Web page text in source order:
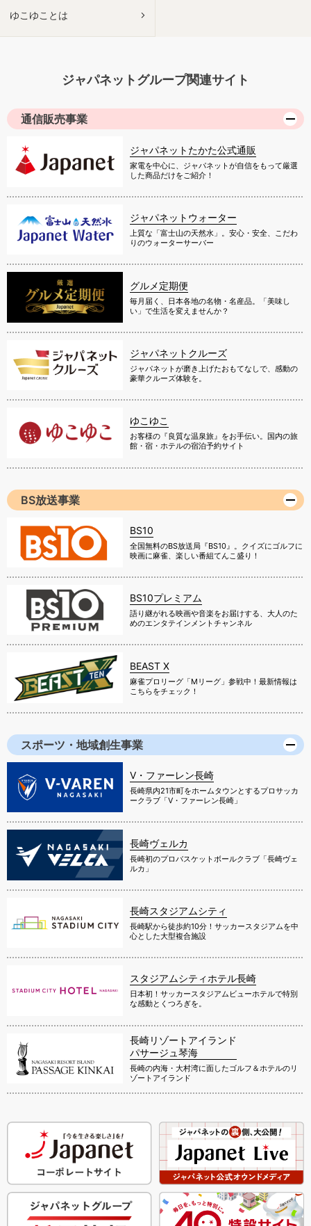
ゆこゆことは
ジャパネットグループ関連サイト
通信販売事業
ジャパネットたかた公式通販
家電を中心に、ジャパネットが自信をもって厳選
した商品だけをご紹介！
ジャパネットウォーター
上質な「富士山の天然水」。安心・安全、こだわ
りのウォーターサーバー
グルメ定期便
毎月届く、日本各地の名物・名産品。「美味し
い」で生活を変えませんか？
ジャパネットクルーズ
ジャパネットが磨き上げたおもてなしで、感動の
豪華クルーズ体験を。
ゆこゆこ
お客様の『良質な温泉旅』をお手伝い。国内の旅
館・宿・ホテルの宿泊予約サイト
BS放送事業
BS10
全国無料のBS放送局『BS10』。クイズにゴルフに
映画に麻雀、楽しい番組てんこ盛り！
BS10プレミアム
語り継がれる映画や音楽をお届けする、大人のた
めのエンタテインメントチャンネル
BEAST X
麻雀プロリーグ「Mリーグ」参戦中！最新情報は
こちらをチェック！
スポーツ・地域創生事業
V・ファーレン長崎
長崎県内21市町をホームタウンとするプロサッカ
ークラブ「V・ファーレン長崎」
長崎ヴェルカ
長崎初のプロバスケットボールクラブ「長崎ヴェ
ルカ」
長崎スタジアムシティ
長崎駅から徒歩約10分！サッカースタジアムを中
心とした大型複合施設
スタジアムシティホテル長崎
日本初！サッカースタジアムビューホテルで特別
な感動とくつろぎを。
長崎リゾートアイランド
パサージュ琴海
長崎の内海・大村湾に面したゴルフ＆ホテルのリ
ゾートアイランド